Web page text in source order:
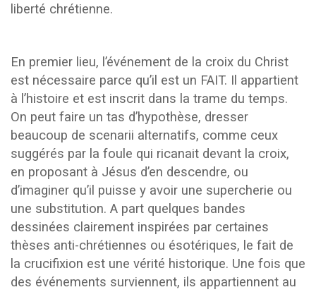
liberté chrétienne.
En premier lieu, l’événement de la croix du Christ
est nécessaire parce qu’il est un FAIT. Il appartient
à l’histoire et est inscrit dans la trame du temps.
On peut faire un tas d’hypothèse, dresser
beaucoup de scenarii alternatifs, comme ceux
suggérés par la foule qui ricanait devant la croix,
en proposant à Jésus d’en descendre, ou
d’imaginer qu’il puisse y avoir une supercherie ou
une substitution. A part quelques bandes
dessinées clairement inspirées par certaines
thèses anti-chrétiennes ou ésotériques, le fait de
la crucifixion est une vérité historique. Une fois que
des événements surviennent, ils appartiennent au